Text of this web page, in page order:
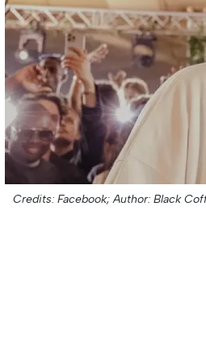
Credits: Facebook; Author: Black